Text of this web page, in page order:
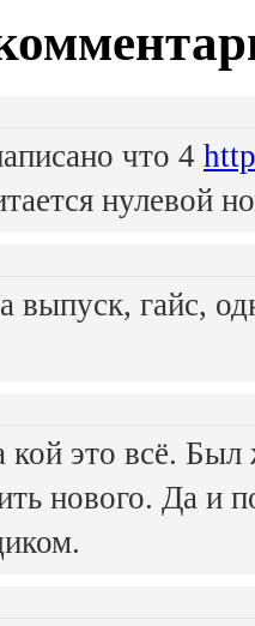
что 4
нулевой
выпуск, гайс,
кой это всё.
нового. Да и